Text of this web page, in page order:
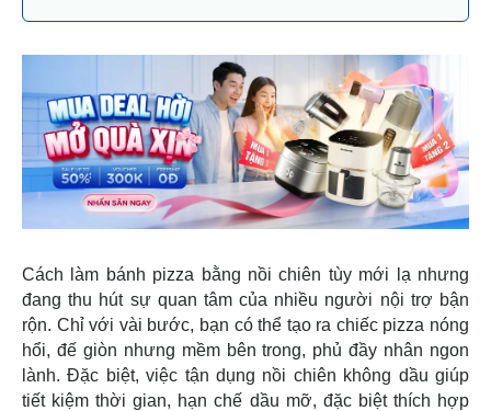
Cách làm bánh pizza bằng nồi chiên tùy mới lạ nhưng
đang thu hút sự quan tâm của nhiều người nội trợ bận
rộn. Chỉ với vài bước, bạn có thể tạo ra chiếc pizza nóng
hổi, đế giòn nhưng mềm bên trong, phủ đầy nhân ngon
lành. Đặc biệt, việc tận dụng nồi chiên không dầu giúp
tiết kiệm thời gian, hạn chế dầu mỡ, đặc biệt thích hợp